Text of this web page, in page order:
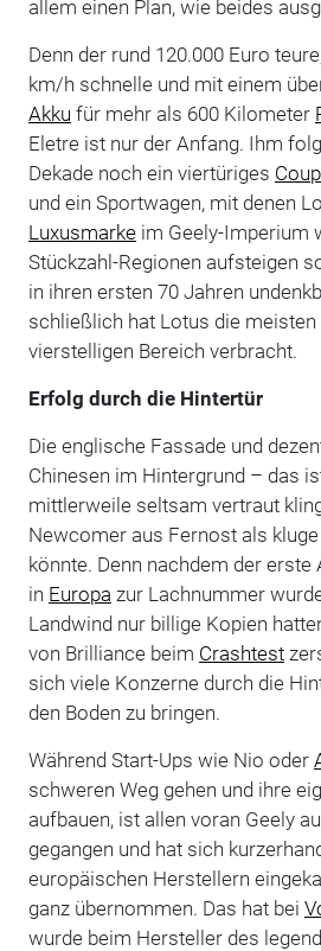
allem einen Plan, wie beides
Denn der rund 120.000 Euro
km/h schnelle und mit einem
Akku für mehr als 600 Kilometer
Eletre ist nur der Anfang. Ihm
Dekade noch ein viertüriges
und ein Sportwagen, mit denen
Luxusmarkeim Geely-Imperium
Stückzahl-Regionen aufsteigen
in ihren ersten 70 Jahren
schließlich hat Lotus die
vierstelligen Bereich verbracht.
Erfolg durch die Hintertür
Die englische Fassade und
Chinesen im Hintergrund – das
mittlerweile seltsam vertraut
Newcomer aus Fernost als
könnte. Denn nachdem der erste
in Europa zur Lachnummer
Landwind nur billige Kopien
von Brilliance beim Crashtest
sich viele Konzerne durch die
den Boden zu bringen.
Während Start-Ups wie Nio oder
schweren Weg gehen und ihre
aufbauen, ist allen voran Geely
gegangen und hat sich
europäischen Herstellern
ganz übernommen. Das hat bei
wurde beim Hersteller des